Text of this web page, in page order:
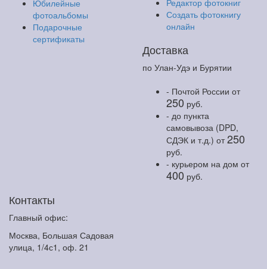
Юбилейные
фотоальбомы
Подарочные
сертификаты
Редактор фотокниг
Создать фотокнигу
онлайн
Доставка
по Улан-Удэ и Бурятии
- Почтой России от
250 руб.
- до пункта
самовывоза (DPD,
СДЭК и т.д.) от250
руб.
- курьером на дом от
400 руб.
Контакты
Главный офис:
Москва, Большая Садовая
улица, 1/4с1, оф. 21